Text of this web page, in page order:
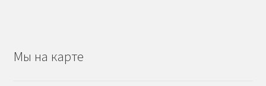
Мы на карте